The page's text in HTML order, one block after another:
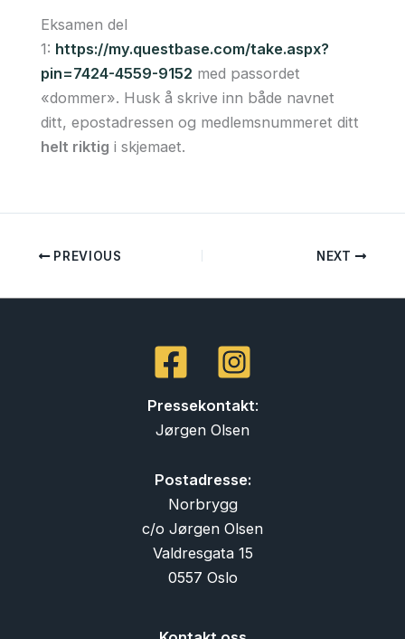
Eksamen del
1: https://my.questbase.com/take.aspx?
pin=7424-4559-9152 med passordet
«dommer». Husk å skrive inn både navnet
ditt, epostadressen og medlemsnummeret ditt
helt riktig i skjemaet.
PREVIOUS NEXT
Pressekontakt:
Jørgen Olsen
Postadresse:
Norbrygg
c/o Jørgen Olsen
Valdresgata 15
0557 Oslo